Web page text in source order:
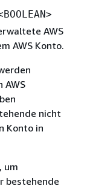
AWS
AWS Konto.
AWS
nicht
Konto in
um
bestehende